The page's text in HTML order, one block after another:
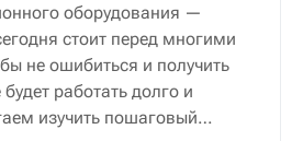
оборудования —
стоит перед многими
не ошибиться и получить
работать долго и
изучить пошаговый